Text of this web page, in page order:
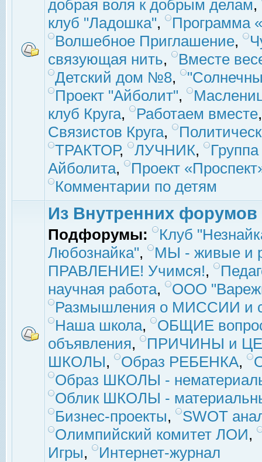
добрая воля к добрым делам,
клуб "Ладошка",
Программа
Волшебное Приглашение,
связующая нить,
Вместе
Детский дом №8,
Проект "Айболит",
клуб Круга, Работаем вместе
Связистов Круга,
ТРАКТОР, ЛУЧНИК,
Айболита,
Проект
Комментарии по детям
Из Внутренних форумов
Подфорумы:
Клуб
Любознайка",
МЫ - живые и
ПРАВЛЕНИЕ! Учимся!,
научная работа,
ООО
Размышления о МИССИИ и
Наша школа,
ОБЩИЕ
объявления,
ПРИЧИНЫ и
ШКОЛЫ, Образ РЕБЕНКА,
Образ ШКОЛЫ -
Облик ШКОЛЫ -
Бизнес-проекты,
SWOT
Олимпийский комитет ЛОИ,
Игры, Интернет-журнал